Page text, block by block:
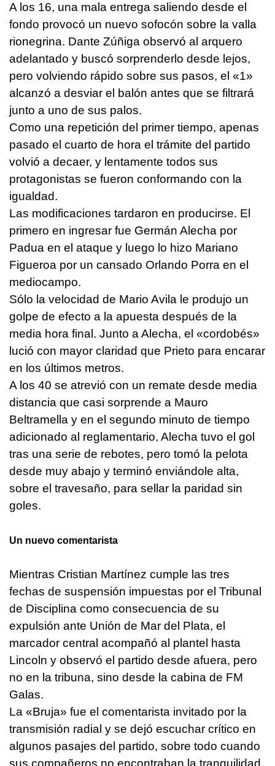
A los 16, una mala entrega saliendo desde el
fondo provocó un nuevo sofocón sobre la valla
rionegrina. Dante Zúñiga observó al arquero
adelantado y buscó sorprenderlo desde lejos,
pero volviendo rápido sobre sus pasos, el «1»
alcanzó a desviar el balón antes que se filtrará
junto a uno de sus palos.
Como una repetición del primer tiempo, apenas
pasado el cuarto de hora el trámite del partido
volvió a decaer, y lentamente todos sus
protagonistas se fueron conformando con la
igualdad.
Las modificaciones tardaron en producirse. El
primero en ingresar fue Germán Alecha por
Padua en el ataque y luego lo hizo Mariano
Figueroa por un cansado Orlando Porra en el
mediocampo.
Sólo la velocidad de Mario Avila le produjo un
golpe de efecto a la apuesta después de la
media hora final. Junto a Alecha, el «cordobés»
lució con mayor claridad que Prieto para encarar
en los últimos metros.
A los 40 se atrevió con un remate desde media
distancia que casi sorprende a Mauro
Beltramella y en el segundo minuto de tiempo
adicionado al reglamentario, Alecha tuvo el gol
tras una serie de rebotes, pero tomó la pelota
desde muy abajo y terminó enviándole alta,
sobre el travesaño, para sellar la paridad sin
goles.
Un nuevo comentarista
Mientras Cristian Martínez cumple las tres
fechas de suspensión impuestas por el Tribunal
de Disciplina como consecuencia de su
expulsión ante Unión de Mar del Plata, el
marcador central acompañó al plantel hasta
Lincoln y observó el partido desde afuera, pero
no en la tribuna, sino desde la cabina de FM
Galas.
La «Bruja» fue el comentarista invitado por la
transmisión radial y se dejó escuchar crítico en
algunos pasajes del partido, sobre todo cuando
sus compañeros no encontraban la tranquilidad